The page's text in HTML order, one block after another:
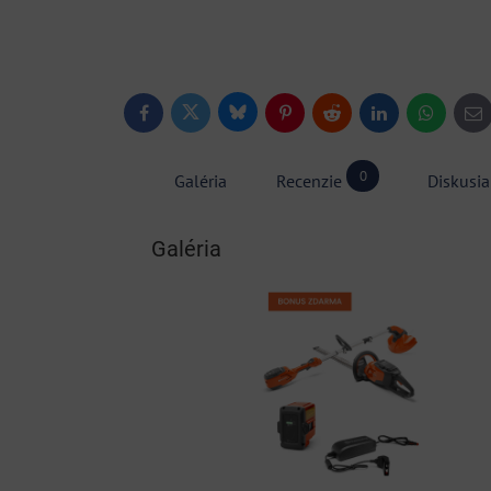
FacebookTwitter BlueskyPinterestReddit LinkedInWhatsApp
E-
Galéria Recenzie 0 Diskusia
Galéria